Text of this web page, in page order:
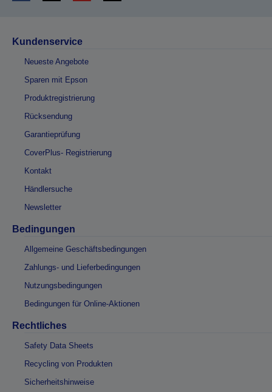
Kundenservice
Neueste Angebote
Sparen mit Epson
Produktregistrierung
Rücksendung
Garantieprüfung
CoverPlus- Registrierung
Kontakt
Händlersuche
Newsletter
Bedingungen
Allgemeine Geschäftsbedingungen
Zahlungs- und Lieferbedingungen
Nutzungsbedingungen
Bedingungen für Online-Aktionen
Rechtliches
Safety Data Sheets
Recycling von Produkten
Sicherheitshinweise